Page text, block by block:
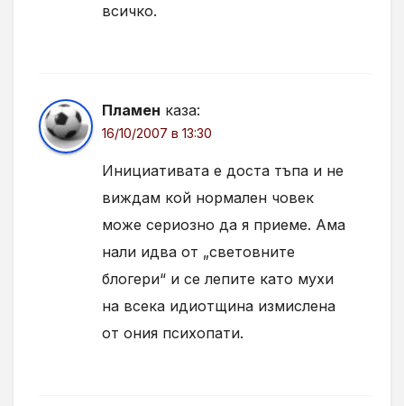
всичко.
Пламен каза:
16/10/2007 в 13:30
Инициативата е доста тъпа и не
виждам кой нормален човек
може сериозно да я приеме. Ама
нали идва от „световните
блогери“ и се лепите като мухи
на всека идиотщина измислена
от ония психопати.